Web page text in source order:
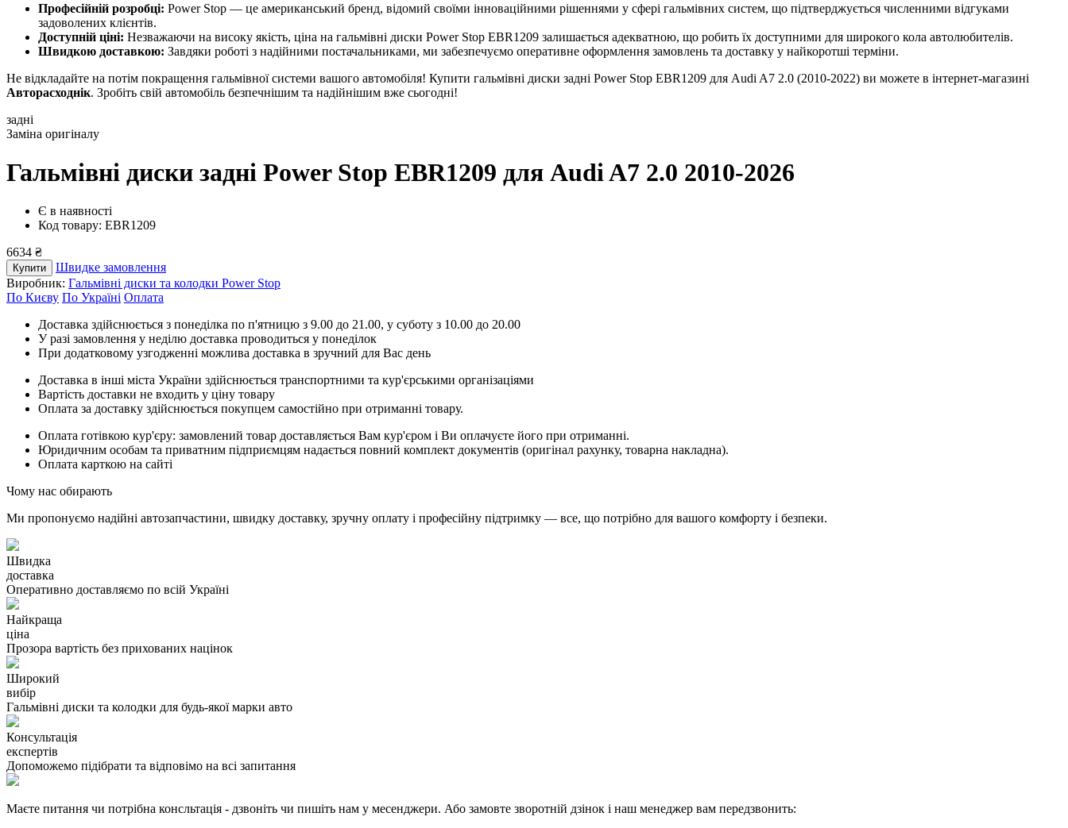
Професійній розробці: Power Stop — це американський бренд, відомий своїми інноваційними рішеннями у сфері гальмівних систем, що підтверджується численними відгуками
задоволених клієнтів.
Доступній ціні: Незважаючи на високу якість, ціна на гальмівні диски Power Stop EBR1209 залишається адекватною, що робить їх доступними для широкого кола автолюбителів.
Швидкою доставкою: Завдяки роботі з надійними постачальниками, ми забезпечуємо оперативне оформлення замовлень та доставку у найкоротші терміни.
Не відкладайте на потім покращення гальмівної системи вашого автомобіля! Купити гальмівні диски задні Power Stop EBR1209 для Audi A7 2.0 (2010-2022) ви можете в інтернет-магазині
Авторасходнік. Зробіть свій автомобіль безпечнішим та надійнішим вже сьогодні!
задні
Заміна оригіналу
Гальмівні диски задні Power Stop EBR1209 для Audi A7 2.0 2010-2026
Є в наявності
Код товару: EBR1209
6634 ₴
Купити
Швидке замовлення
Виробник: Гальмівні диски та колодки Power Stop
По Києву По Україні Оплата
Доставка здійснюється з понеділка по п'ятницю з 9.00 до 21.00, у суботу з 10.00 до 20.00
У разі замовлення у неділю доставка проводиться у понеділок
При додатковому узгодженні можлива доставка в зручний для Вас день
Доставка в інші міста України здійснюється транспортними та кур'єрськими організаціями
Вартість доставки не входить у ціну товару
Оплата за доставку здійснюється покупцем самостійно при отриманні товару.
Оплата готівкою кур'єру: замовлений товар доставляється Вам кур'єром і Ви оплачуєте його при отриманні.
Юридичним особам та приватним підприємцям надається повний комплект документів (оригінал рахунку, товарна накладна).
Оплата карткою на сайті
Чому нас обирають
Ми пропонуємо надійні автозапчастини, швидку доставку, зручну оплату і професійну підтримку — все, що потрібно для вашого комфорту і безпеки.
Швидка
доставка
Оперативно доставляємо по всій Україні
Найкраща
ціна
Прозора вартість без прихованих націнок
Широкий
вибір
Гальмівні диски та колодки для будь-якої марки авто
Консультація
експертів
Допоможемо підібрати та відповімо на всі запитання
Маєте питання чи потрібна консльтація - дзвоніть чи пишіть нам у месенджери. Або замовте зворотній дзінок і наш менеджер вам передзвонить: